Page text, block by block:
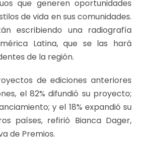
que generen oportunidades
de vida en sus comunidades.
escribiendo una radiografía
Latina, que se las hará
de la región.
de ediciones anteriores
el 82% difundió su proyecto;
y el 18% expandió su
países, refirió Bianca Dager,
de Premios.